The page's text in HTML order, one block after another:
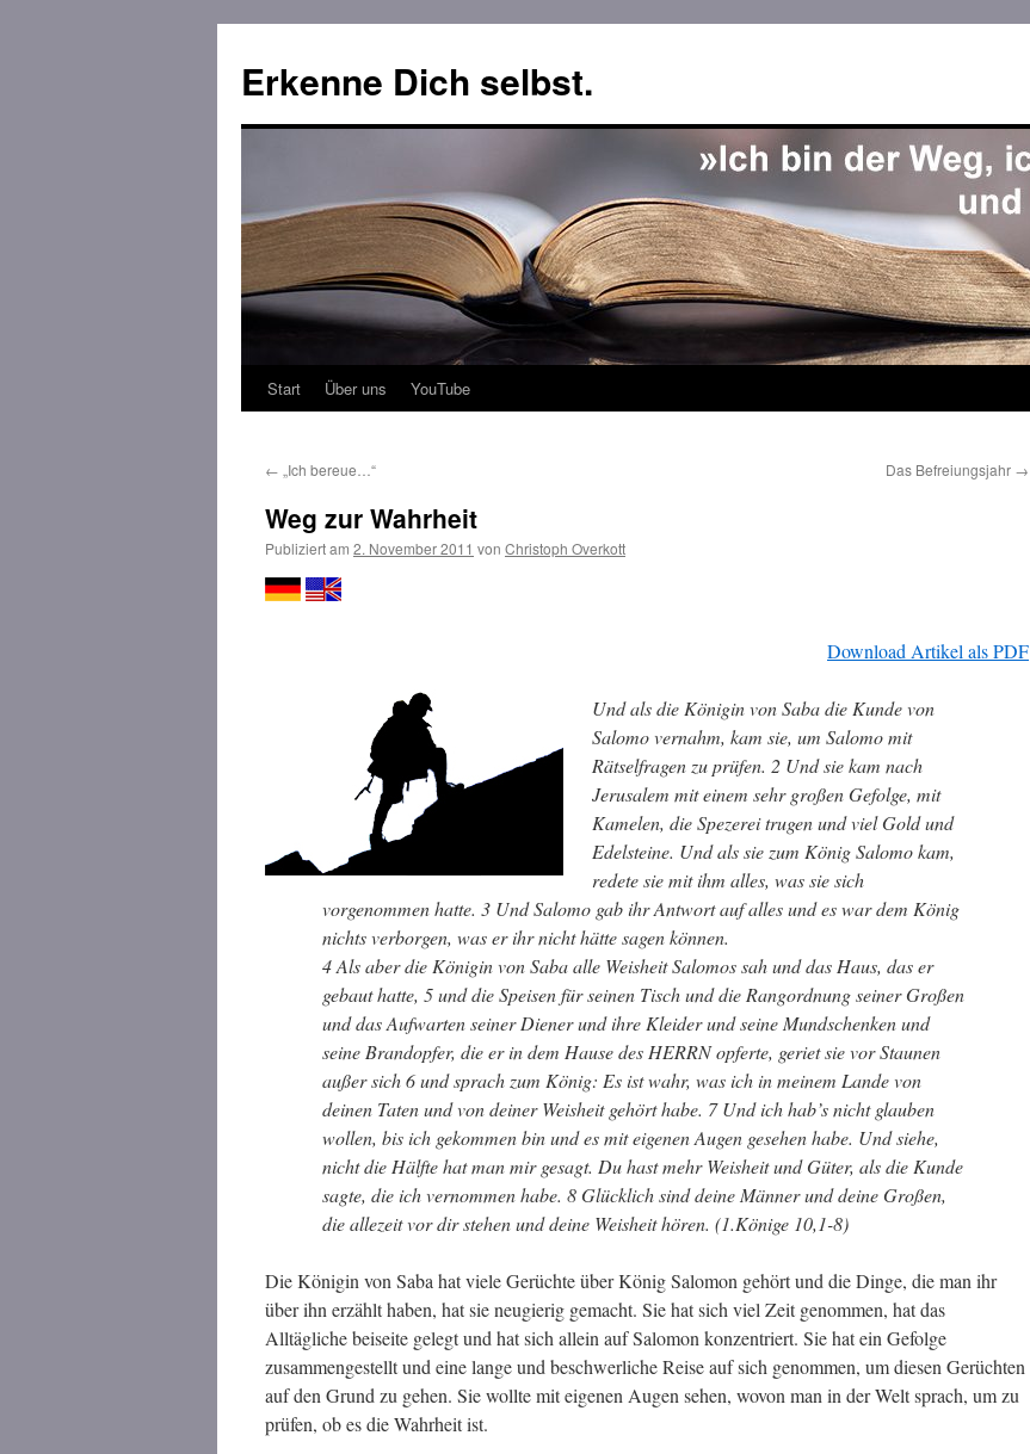
Erkenne Dich selbst.
Zum
springen
Start Über uns YouTube
← „Ich bereue…“ Das Befreiungsjahr →
Weg zur Wahrheit
Publiziert am 2. November 2011 von Christoph Overkott
Download Artikel als PDF
Und als die Königin von Saba die Kunde von
Salomo vernahm, kam sie, um Salomo mit
Rätselfragen zu prüfen. 2 Und sie kam nach
Jerusalem mit einem sehr großen Gefolge, mit
Kamelen, die Spezerei trugen und viel Gold und
Edelsteine. Und als sie zum König Salomo kam,
redete sie mit ihm alles, was sie sich
vorgenommen hatte. 3 Und Salomo gab ihr Antwort auf alles und es war dem König
nichts verborgen, was er ihr nicht hätte sagen können.
4 Als aber die Königin von Saba alle Weisheit Salomos sah und das Haus, das er
gebaut hatte, 5 und die Speisen für seinen Tisch und die Rangordnung seiner Großen
und das Aufwarten seiner Diener und ihre Kleider und seine Mundschenken und
seine Brandopfer, die er in dem Hause des HERRN opferte, geriet sie vor Staunen
außer sich6 und sprach zum König: Es ist wahr, was ich in meinem Lande von
deinen Taten und von deiner Weisheit gehört habe. 7 Und ich hab’s nicht glauben
wollen, bis ich gekommen bin und es mit eigenen Augen gesehen habe. Und siehe,
nicht die Hälfte hat man mir gesagt. Du hast mehr Weisheit und Güter, als die Kunde
sagte, die ich vernommen habe. 8 Glücklich sind deine Männer und deine Großen,
die allezeit vor dir stehen und deine Weisheit hören. (1.Könige 10,1-8)
Die Königin von Saba hat viele Gerüchte über König Salomon gehört und die Dinge, die man ihr
über ihn erzählt haben, hat sie neugierig gemacht. Sie hat sich viel Zeit genommen, hat das
Alltägliche beiseite gelegt und hat sich allein auf Salomon konzentriert. Sie hat ein Gefolge
zusammengestellt und eine lange und beschwerliche Reise auf sich genommen, um diesen Gerüchten
auf den Grund zu gehen. Sie wollte mit eigenen Augen sehen, wovon man in der Welt sprach, um zu
prüfen, ob es die Wahrheit ist.